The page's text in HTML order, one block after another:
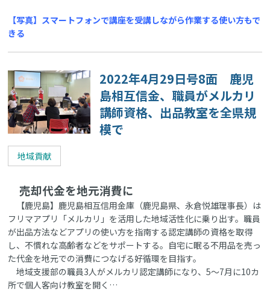
【写真】スマートフォンで講座を受講しながら作業する使い方もで
きる
2022年4月29日号8面 鹿児
島相互信金、職員がメルカリ
講師資格、出品教室を全県規
模で
地域貢献
売却代金を地元消費に
【鹿児島】鹿児島相互信用金庫（鹿児島県、永倉悦雄理事長）は
フリマアプリ「メルカリ」を活用した地域活性化に乗り出す。職員
が出品方法などアプリの使い方を指南する認定講師の資格を取得
し、不慣れな高齢者などをサポートする。自宅に眠る不用品を売っ
た代金を地元での消費につなげる好循環を目指す。
地域支援部の職員3人がメルカリ認定講師になり、5～7月に10カ
所で個人客向け教室を開く…